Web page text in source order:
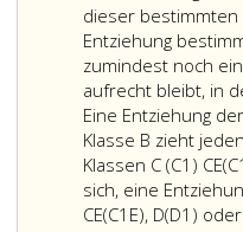
dieser bestimmten
Entziehung
zumindest noch
aufrecht bleibt, in
Eine Entziehung
Klasse B zieht
Klassen C (C1)
sich, eine
CE(C1E), D(D1)